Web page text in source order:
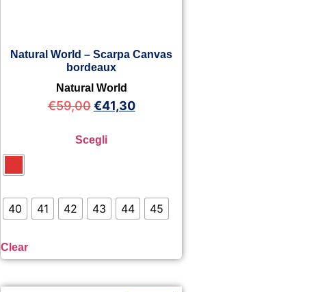
Natural World – Scarpa Canvas
bordeaux
Natural World
€59,00 €41,30
Scegli
40 41 42 43 44 45
Clear